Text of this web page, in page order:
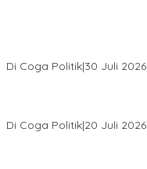
Di Coga Politik|30 Juli 2026
Di Coga Politik|20 Juli 2026